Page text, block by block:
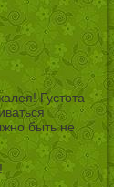
Густота
быть не